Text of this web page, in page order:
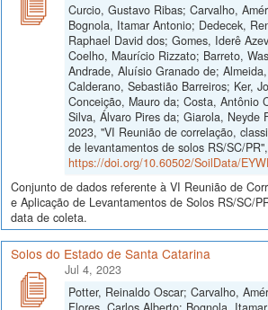
Curcio, Gustavo Ribas; Carvalho,
Bognola, Itamar Antonio; Dedecek,
Raphael David dos; Gomes, Iderê
Coelho, Maurício Rizzato; Barreto,
Andrade, Aluísio Granado de;
Calderano, Sebastião Barreiros; Ker,
Conceição, Mauro da; Costa, Antônio
Silva, Álvaro Pires da; Giarola, Neyde
2023, "VI Reunião de correlação,
de levantamentos de solos RS/SC/PR",
https://doi.org/10.60502/SoilData/
Conjunto de dados referente à VI Reunião de
e Aplicação de Levantamentos de Solos RS/SC/
data de coleta.
Solos do Estado de Santa Catarina
Jul 4, 2023
Potter, Reinaldo Oscar; Carvalho,